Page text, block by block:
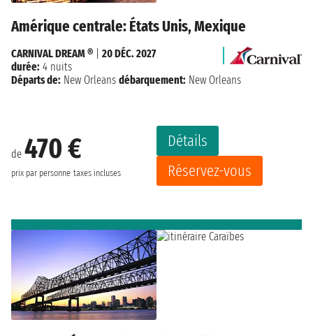
Amérique centrale: États Unis, Mexique
de 470 €
prix par personne taxes incluses
Détails
Réservez-vous
CARNIVAL DREAM ®
20 DÉC. 2027
durée: 4 nuits
Départs de: New Orleans débarquement: New Orleans